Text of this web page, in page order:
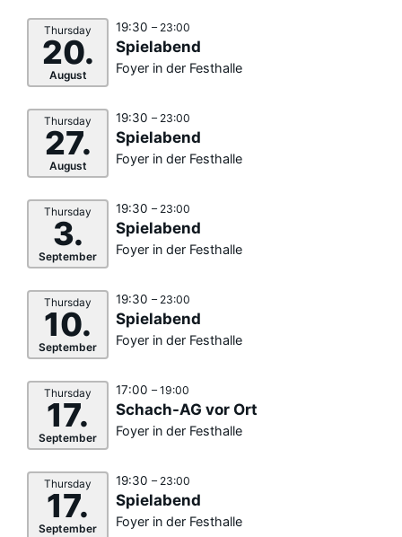
Thursday
20.
August
19:30 – 23:00
Spielabend
Foyer in der Festhalle
Thursday
27.
August
19:30 – 23:00
Spielabend
Foyer in der Festhalle
Thursday
3.
September
19:30 – 23:00
Spielabend
Foyer in der Festhalle
Thursday
10.
September
19:30 – 23:00
Spielabend
Foyer in der Festhalle
Thursday
17.
September
17:00 – 19:00
Schach-AG vor Ort
Foyer in der Festhalle
Thursday
17.
September
19:30 – 23:00
Spielabend
Foyer in der Festhalle